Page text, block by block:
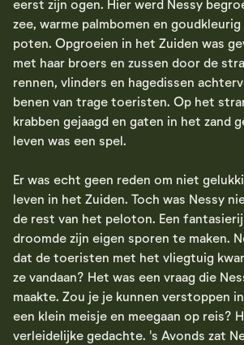
eerst zijn ogen. Hier werd Nessy
zee, warme palmbomen en
poten. Opgroeien in het Zuiden was
met haar broers en zussen door de
rennen, vlinders en hagedissen
benen van trage toeristen. Op het
krabben gejaagd en gaten in het zand
leven was een spel.
Er was echt geen reden om niet
leven in het Zuiden. Toch was Nessy
de rest van het peloton. Een
droomde zijn eigen sporen te maken.
dat de toeristen met het vliegtuig
ze vandaan? Het was een vraag die
maakte. Zou je je kunnen verstoppen
een klein meisje en meegaan op reis?
verleidelijke gedachte. 's Avonds zat